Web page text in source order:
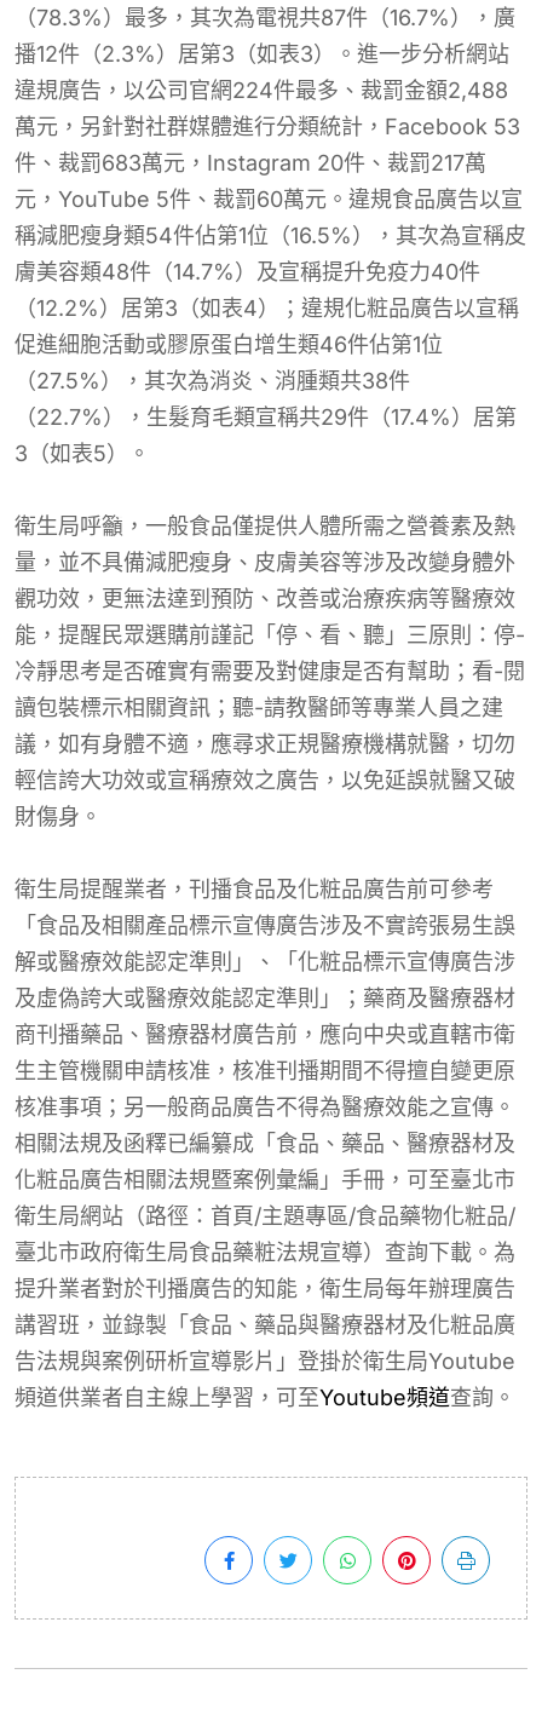
（78.3%）最多，其次為電視共87件（16.7%），廣
播12件（2.3%）居第3（如表3）。進一步分析網站
違規廣告，以公司官網224件最多、裁罰金額2,488
萬元，另針對社群媒體進行分類統計，Facebook 53
件、裁罰683萬元，Instagram 20件、裁罰217萬
元，YouTube 5件、裁罰60萬元。違規食品廣告以宣
稱減肥瘦身類54件佔第1位（16.5%），其次為宣稱皮
膚美容類48件（14.7%）及宣稱提升免疫力40件
（12.2%）居第3（如表4）；違規化粧品廣告以宣稱
促進細胞活動或膠原蛋白增生類46件佔第1位
（27.5%），其次為消炎、消腫類共38件
（22.7%），生髮育毛類宣稱共29件（17.4%）居第
3（如表5）。
衛生局呼籲，一般食品僅提供人體所需之營養素及熱
量，並不具備減肥瘦身、皮膚美容等涉及改變身體外
觀功效，更無法達到預防、改善或治療疾病等醫療效
能，提醒民眾選購前謹記「停、看、聽」三原則：停-
冷靜思考是否確實有需要及對健康是否有幫助；看-閱
讀包裝標示相關資訊；聽-請教醫師等專業人員之建
議，如有身體不適，應尋求正規醫療機構就醫，切勿
輕信誇大功效或宣稱療效之廣告，以免延誤就醫又破
財傷身。
衛生局提醒業者，刊播食品及化粧品廣告前可參考
「食品及相關產品標示宣傳廣告涉及不實誇張易生誤
解或醫療效能認定準則」、「化粧品標示宣傳廣告涉
及虛偽誇大或醫療效能認定準則」；藥商及醫療器材
商刊播藥品、醫療器材廣告前，應向中央或直轄市衛
生主管機關申請核准，核准刊播期間不得擅自變更原
核准事項；另一般商品廣告不得為醫療效能之宣傳。
相關法規及函釋已編纂成「食品、藥品、醫療器材及
化粧品廣告相關法規暨案例彙編」手冊，可至臺北市
衛生局網站（路徑：首頁/主題專區/食品藥物化粧品/
臺北市政府衛生局食品藥粧法規宣導）查詢下載。為
提升業者對於刊播廣告的知能，衛生局每年辦理廣告
講習班，並錄製「食品、藥品與醫療器材及化粧品廣
告法規與案例研析宣導影片」登掛於衛生局Youtube
頻道供業者自主線上學習，可至Youtube頻道查詢。